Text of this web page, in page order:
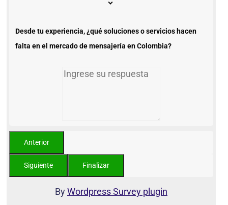
Desde tu experiencia, ¿qué soluciones o servicios hacen
falta en el mercado de mensajería en Colombia?
ByWordpress Survey plugin